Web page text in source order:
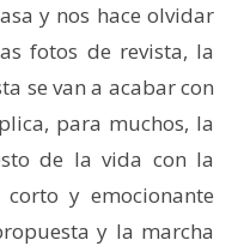
y nos hace olvidar
fotos de revista, la
se van a acabar con
para muchos, la
de la vida con la
y emocionante
y la marcha